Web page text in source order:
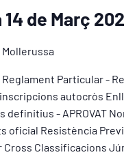
de Març
Mollerussa
Particular -
autocròs
definitius - APROVAT
oficial Resistència
Classificacions